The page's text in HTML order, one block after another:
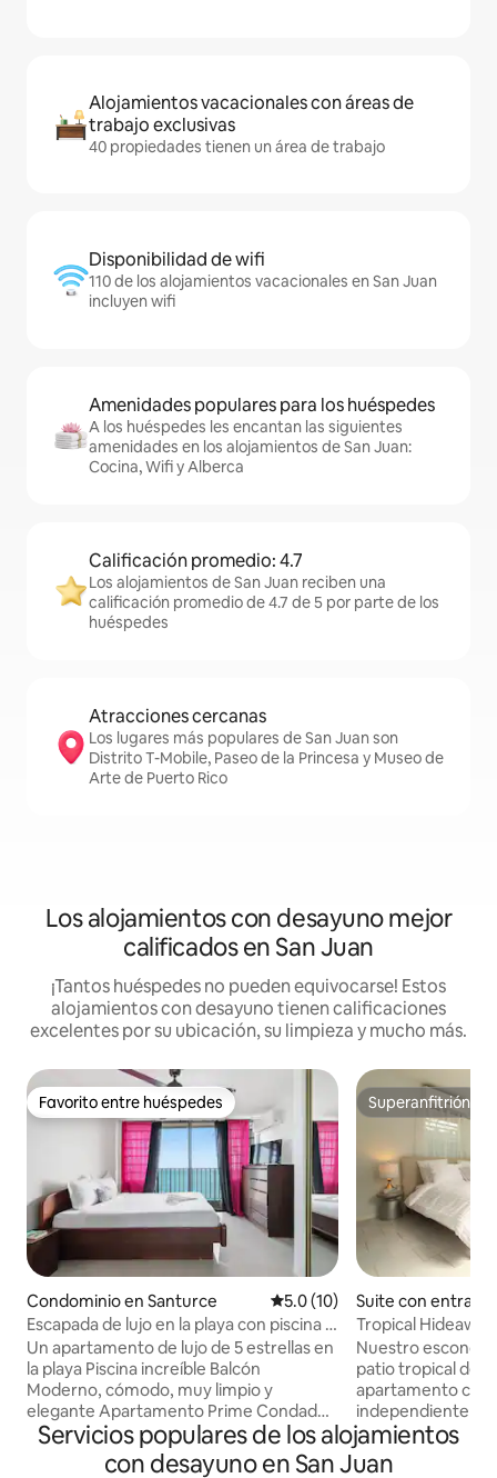
Alojamientos vacacionales con áreas de
trabajo exclusivas
40 propiedades tienen un área de trabajo
Disponibilidad de wifi
110 de los alojamientos vacacionales en San Juan
incluyen wifi
Amenidades populares para los huéspedes
A los huéspedes les encantan las siguientes
amenidades en los alojamientos de San Juan:
Cocina, Wifi y Alberca
Calificación promedio: 4.7
Los alojamientos de San Juan reciben una
calificación promedio de 4.7 de 5 por parte de los
huéspedes
Atracciones cercanas
Los lugares más populares de San Juan son
Distrito T-Mobile, Paseo de la Princesa y Museo de
Arte de Puerto Rico
Los alojamientos con desayuno mejor
calificados en San Juan
¡Tantos huéspedes no pueden equivocarse! Estos
alojamientos con desayuno tienen calificaciones
excelentes por su ubicación, su limpieza y mucho más.
Favorito entre huéspedes
Favorito entre huéspedes
Condominio en Santurce Calificación promedio: 5.0 de
5.0 (10)
Escapada de lujo en la playa con piscina y
vista al mar Prime Condado
Un apartamento de lujo de 5 estrellas en
la playa Piscina increíble Balcón
Moderno, cómodo, muy limpio y
elegante Apartamento Prime Condado
San Juan se encuentra directamente en
la playa justo en Ashford Ave Espacios
Superanfitrión
Superanfitrión
Suite con
iente en Carolina
Tropical
playa de Isla Verde
Nuestro
patio tropical de
apartamento
independiente y
un puente
impresionante
Servicios populares de los alojamientos
con desayuno en San Juan